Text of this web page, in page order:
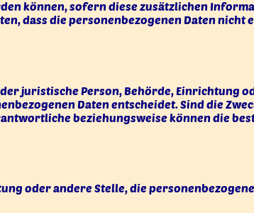
können, sofern diese zusätzlichen
dass die personenbezogenen Daten
juristische Person, Behörde, Einrichtung
Daten entscheidet. Sind die
beziehungsweise können die
oder andere Stelle, die